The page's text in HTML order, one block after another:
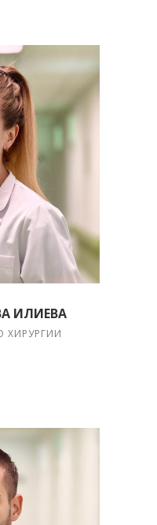
ИЛИЕВА
ХИРУРГИИ